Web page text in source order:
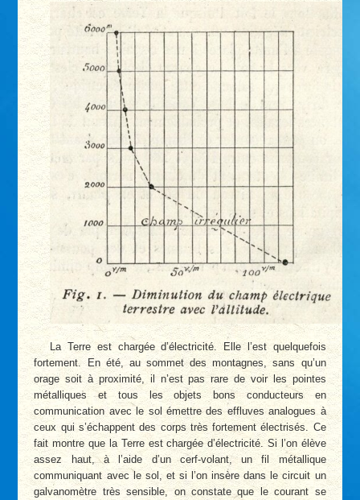
La Terre est chargée d’électricité. Elle l’est quelquefois
fortement. En été, au sommet des montagnes, sans qu’un
orage soit à proximité, il n’est pas rare de voir les pointes
métalliques et tous les objets bons conducteurs en
communication avec le sol émettre des effluves analogues à
ceux qui s’échappent des corps très fortement électrisés. Ce
fait montre que la Terre est chargée d’électricité. Si l’on élève
assez haut, à l’aide d’un cerf-volant, un fil métallique
communiquant avec le sol, et si l’on insère dans le circuit un
galvanomètre très sensible, on constate que le courant se